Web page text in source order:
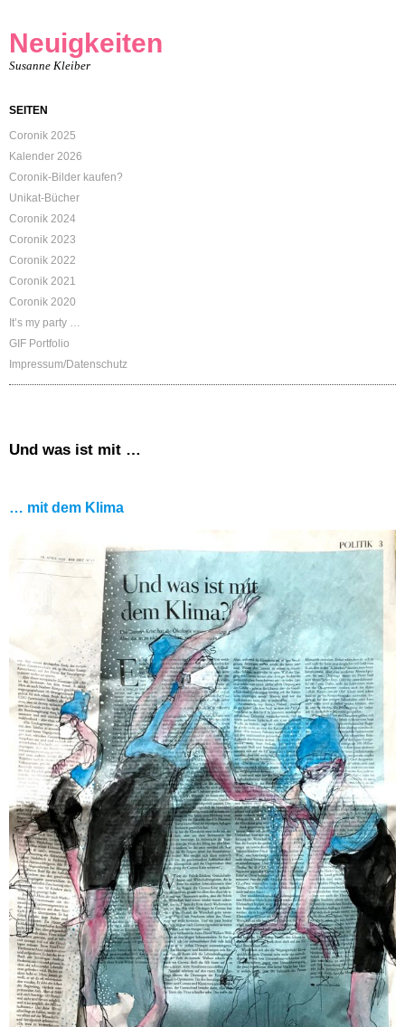
Neuigkeiten
Susanne Kleiber
SEITEN
Coronik 2025
Kalender 2026
Coronik-Bilder kaufen?
Unikat-Bücher
Coronik 2024
Coronik 2023
Coronik 2022
Coronik 2021
Coronik 2020
It’s my party …
GIF Portfolio
Impressum/Datenschutz
Und was ist mit …
… mit dem Klima